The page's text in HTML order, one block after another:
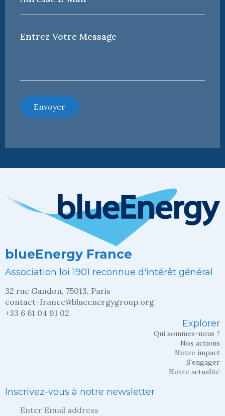
e-
mail
Votre
Message
Envoyer
blueEnergy France
Association loi 1901 reconnue d'intérêt général
32 rue Gandon, 75013, Paris
contact-france@blueenergygroup.org
+33 6 61 04 91 02
Explorer
Qui sommes-nous ?
Nos actions
Notre impact
S'engager
Notre actualité
Inscrivez-vous à notre newsletter
votre